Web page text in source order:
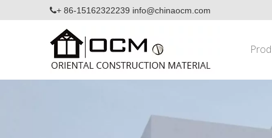
+ 86-15162322239 info@chinaocm.com